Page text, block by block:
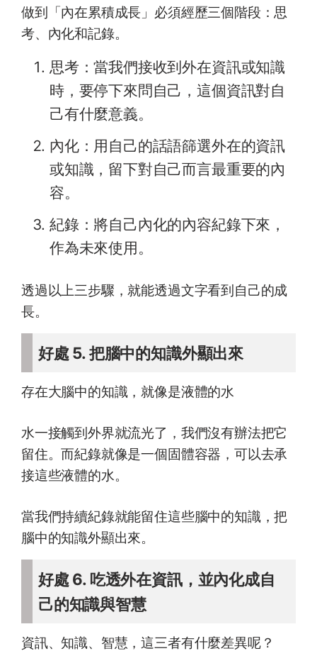
做到「內在累積成長」必須經歷三個階段：思
考、內化和記錄。
思考：當我們接收到外在資訊或知識
時，要停下來問自己，這個資訊對自
己有什麼意義。
內化：用自己的話語篩選外在的資訊
或知識，留下對自己而言最重要的內
容。
紀錄：將自己內化的內容紀錄下來，
作為未來使用。
透過以上三步驟，就能透過文字看到自己的成
長。
好處 5. 把腦中的知識外顯出來
存在大腦中的知識，就像是液體的水
水一接觸到外界就流光了，我們沒有辦法把它
留住。而紀錄就像是一個固體容器，可以去承
接這些液體的水。
當我們持續紀錄就能留住這些腦中的知識，把
腦中的知識外顯出來。
好處 6. 吃透外在資訊，並內化成自
己的知識與智慧
資訊、知識、智慧，這三者有什麼差異呢？